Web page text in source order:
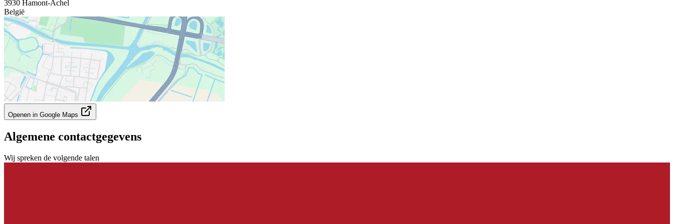
3930 Hamont-Achel
België
Openen in Google Maps
Algemene contactgegevens
Wij spreken de volgende talen